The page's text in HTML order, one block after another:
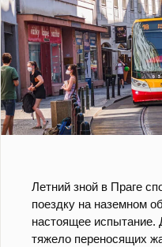
Летний зной в Праге
поездку на наземном
настоящее испытание.
тяжело переносящих